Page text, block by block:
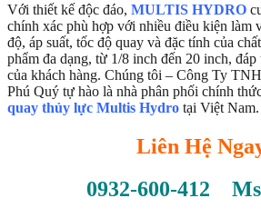
Với thiết kế độc đáo, MULTIS HYDRO
chính xác phù hợp với nhiều điều kiện làm
độ, áp suất, tốc độ quay và đặc tính của
phẩm đa dạng, từ 1/8 inch đến 20 inch,
của khách hàng. Chúng tôi – Công Ty
Phú Quý tự hào là nhà phân phối chính
quay thủy lực Multis Hydro tại Việt Nam.
Liên Hệ
0932-600-412